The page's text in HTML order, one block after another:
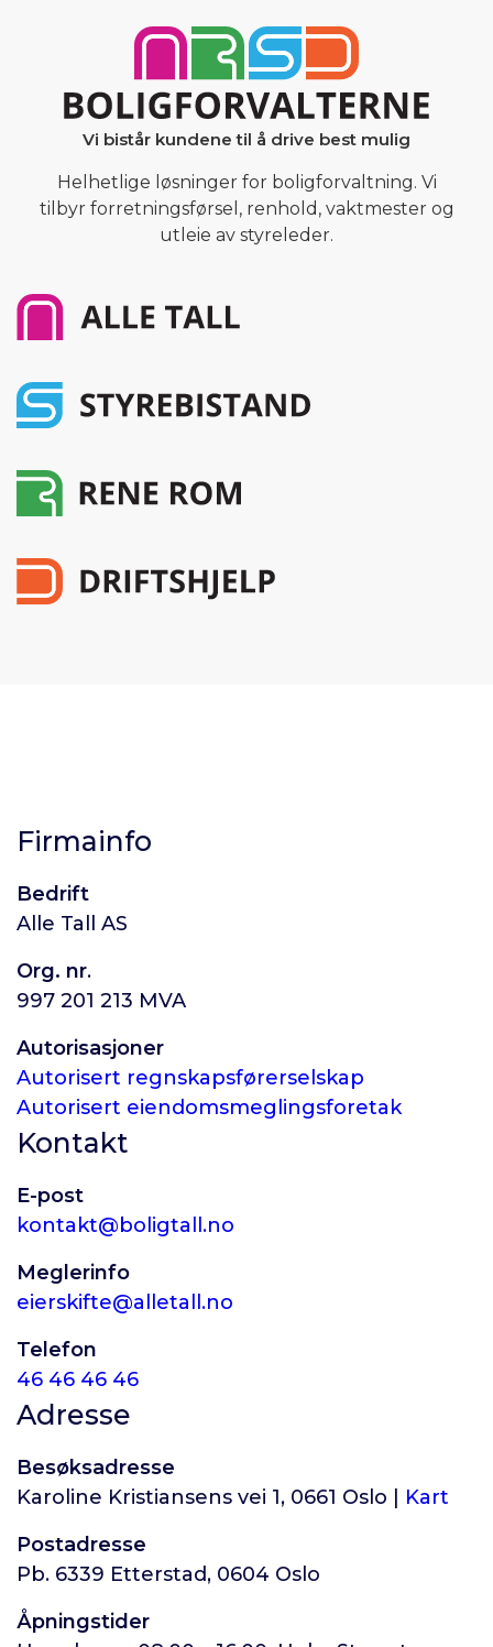
Vi bistår kundene til å drive best mulig
Helhetlige løsninger for boligforvaltning. Vi
tilbyr forretningsførsel, renhold, vaktmester og
utleie av styreleder.
Firmainfo
Bedrift
Alle Tall AS
Org. nr.
997 201 213 MVA
Autorisasjoner
Autorisert regnskapsførerselskap
Autorisert eiendomsmeglingsforetak
Kontakt
E-post
kontakt@boligtall.no
Meglerinfo
eierskifte@alletall.no
Telefon
46 46 46 46
Adresse
Besøksadresse
Karoline Kristiansens vei 1, 0661 Oslo | Kart
Postadresse
Pb. 6339 Etterstad, 0604 Oslo
Åpningstider